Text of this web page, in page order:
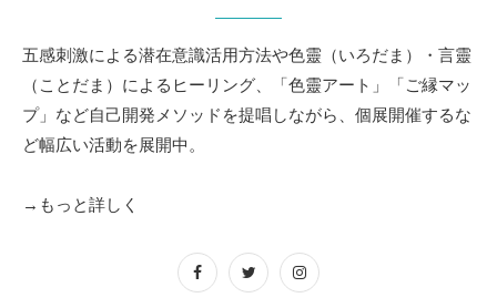
五感刺激による潜在意識活用方法や色靈（いろだま）・言靈
（ことだま）によるヒーリング、「色靈アート」「ご縁マッ
プ」など自己開発メソッドを提唱しながら、個展開催するな
ど幅広い活動を展開中。
→もっと詳しく